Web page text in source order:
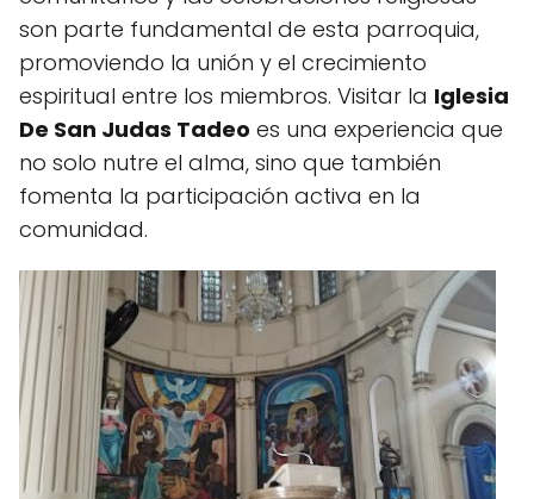
son parte fundamental de esta parroquia,
promoviendo la unión y el crecimiento
espiritual entre los miembros. Visitar la Iglesia
De San Judas Tadeo es una experiencia que
no solo nutre el alma, sino que también
fomenta la participación activa en la
comunidad.